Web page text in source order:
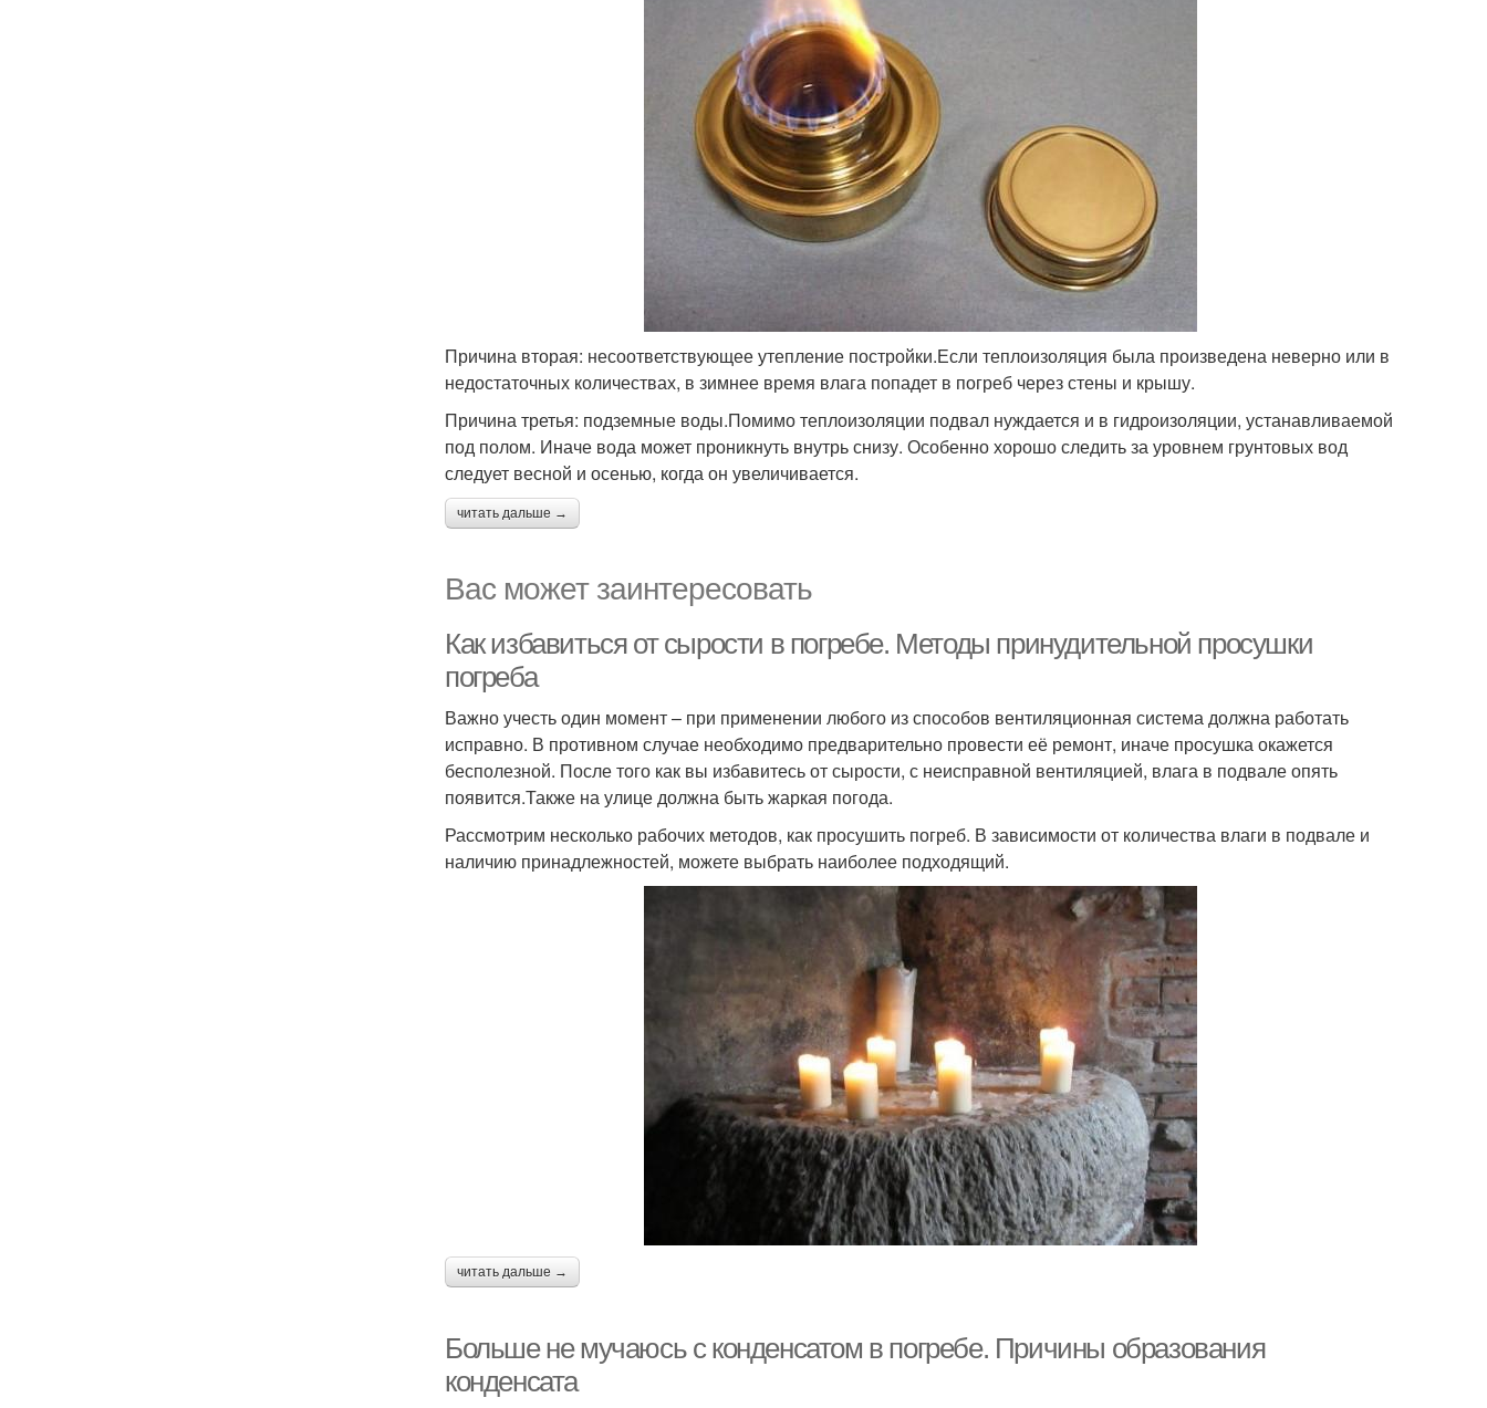
Причина вторая: несоответствующее утепление постройки.Если теплоизоляция была произведена неверно или в
недостаточных количествах, в зимнее время влага попадет в погреб через стены и крышу.
Причина третья: подземные воды.Помимо теплоизоляции подвал нуждается и в гидроизоляции, устанавливаемой
под полом. Иначе вода может проникнуть внутрь снизу. Особенно хорошо следить за уровнем грунтовых вод
следует весной и осенью, когда он увеличивается.
читать дальше →
Вас может заинтересовать
Как избавиться от сырости в погребе. Методы принудительной просушки
погреба
Важно учесть один момент – при применении любого из способов вентиляционная система должна работать
исправно. В противном случае необходимо предварительно провести её ремонт, иначе просушка окажется
бесполезной. После того как вы избавитесь от сырости, с неисправной вентиляцией, влага в подвале опять
появится.Также на улице должна быть жаркая погода.
Рассмотрим несколько рабочих методов, как просушить погреб. В зависимости от количества влаги в подвале и
наличию принадлежностей, можете выбрать наиболее подходящий.
читать дальше →
Больше не мучаюсь с конденсатом в погребе. Причины образования
конденсата